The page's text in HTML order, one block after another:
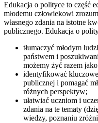
Edukacja o polityce to część
młodemu człowiekowi
własnego zdania na istotne
publicznego. Edukacja o
tłumaczyć młodym
państwem i
możemy żyć razem
identyfikować
publicznej i pomagać
różnych perspektyw;
ułatwiać uczniom i
zdania na te tematy
wiedzy, poznaniu